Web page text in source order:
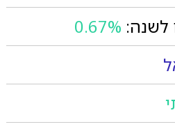
לשנה: 0.67%